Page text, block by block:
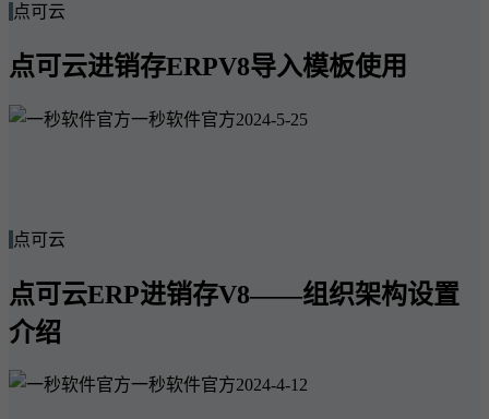
点可云
点可云进销存ERPV8导入模板使用
一秒软件官方2024-5-25
点可云
点可云ERP进销存V8——组织架构设置
介绍
一秒软件官方2024-4-12